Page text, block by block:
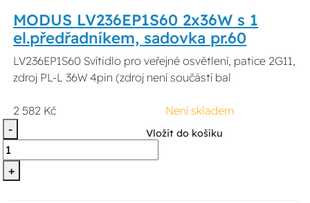
MODUS LV236EP1S60 2x36W s 1
el.předřadníkem, sadovka pr.60
LV236EP1S60 Svítidlo pro veřejné osvětlení, patice 2G11,
zdroj PL-L 36W 4pin (zdroj není součástí bal
2 582 Kč
Není skladem
-
+
Vložit do košíku